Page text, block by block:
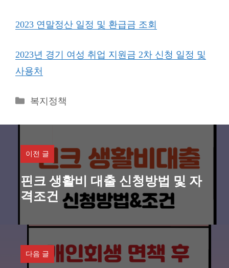
2023 연말정산 일정 및 환급금 조회
2023년 경기 여성 취업 지원금 2차 신청 일정 및
사용처
카
고
복지정책
이전 글
핀크 생활비 대출 신청방법 및 자
격조건
다음 글